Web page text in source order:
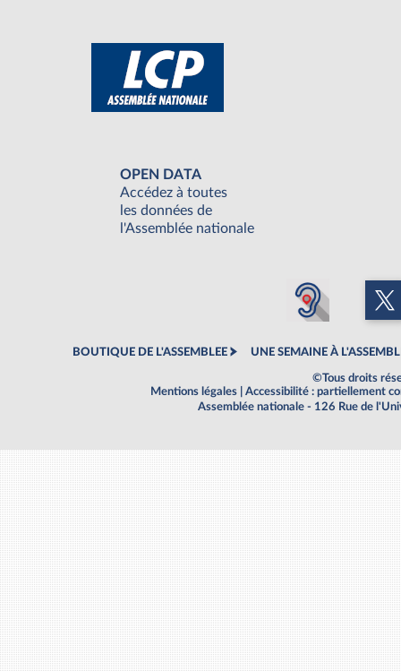
OPEN DATA
Accédez à toutes
les données de
l'Assemblée nationale
BOUTIQUE DE L'ASSEMBLEE UNE SEMAINE À
©Tous droits
Mentions légales
Accessibilité : partiellement
Assemblée nationale - 126 Rue de